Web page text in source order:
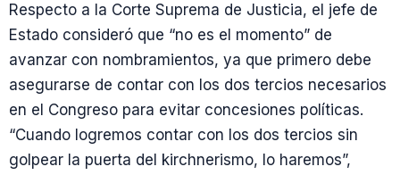
Respecto a la Corte Suprema de Justicia, el jefe de
Estado consideró que “no es el momento” de
avanzar con nombramientos, ya que primero debe
asegurarse de contar con los dos tercios necesarios
en el Congreso para evitar concesiones políticas.
“Cuando logremos contar con los dos tercios sin
golpear la puerta del kirchnerismo, lo haremos”,